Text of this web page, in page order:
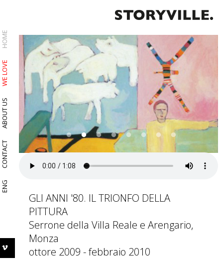
ENG
CONTACT
ABOUT US
WE LOVE
HOME
GLI ANNI '80. IL TRIONFO DELLA
PITTURA
Serrone della Villa Reale e Arengario,
Monza
ottore 2009 - febbraio 2010